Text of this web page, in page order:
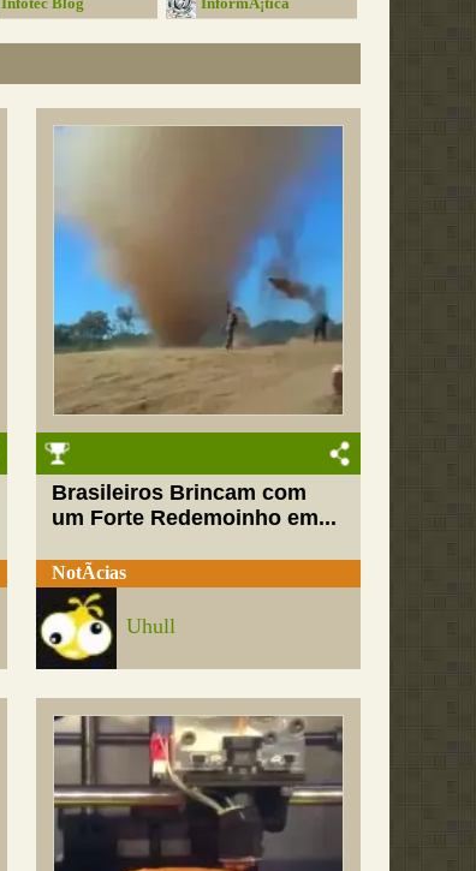
Brasileiros Brincam com
um Forte Redemoinho em...
NotÃ­cias
Uhull